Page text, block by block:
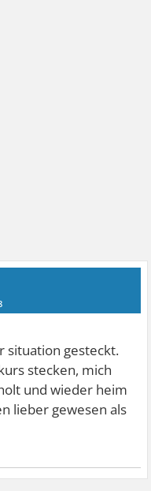
situation gesteckt.
stecken, mich
und wieder heim
lieber gewesen als